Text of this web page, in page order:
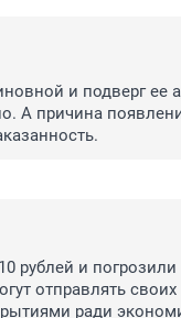
и подверг ее
А причина
рублей и
отправлять
ради